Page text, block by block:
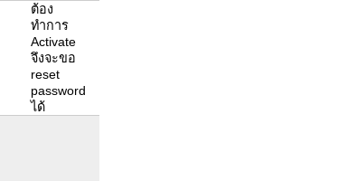
ต้อง
ทำการ
Activate
จึงจะขอ
reset
password
ได้